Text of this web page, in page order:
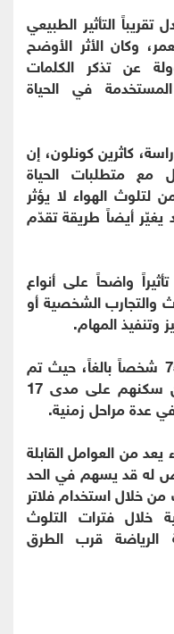
تقريباً التأثير الطبيعي
وكان الأثر الأوضح
عن تذكر الكلمات
في الحياة
كاثرين كونلون، إن
مع متطلبات الحياة
لتلوث الهواء لا يؤثر
أيضاً طريقة تقدّم
واضحاً على أنواع
والتجارب الشخصية أو
وتنفيذ المهام.
واعتمدت الدراسة على بيانات 750 شخصاً بالغاً، حيث تم
تتبع مستويات التلوث في أماكن سكنهم على مدى 17
في عدة مراحل زمنية.
يعد من العوامل القابلة
له قد يسهم في الحد
خلال استخدام فلاتر
خلال فترات التلوث
الرياضة قرب الطرق